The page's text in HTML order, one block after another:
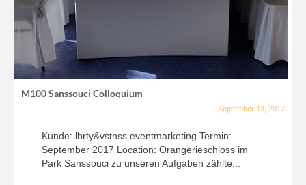
M100 Sanssouci Colloquium
September 13, 2017
Kunde: lbrty&vstnss eventmarketing Termin:
September 2017 Location: Orangerieschloss im
Park Sanssouci zu unseren Aufgaben zählte...